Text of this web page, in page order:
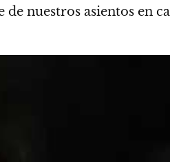
nuestros asientos en